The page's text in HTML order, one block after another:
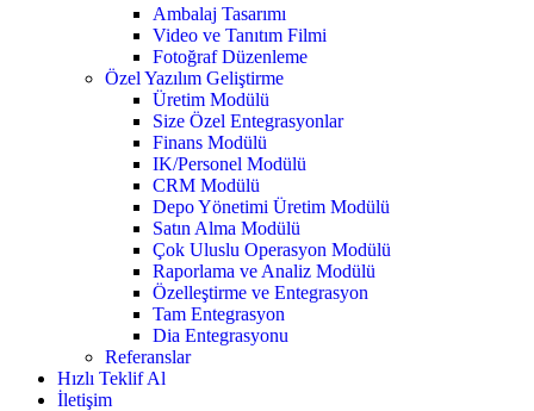
Ambalaj Tasarımı
Video ve Tanıtım Filmi
Fotoğraf Düzenleme
Özel Yazılım Geliştirme
Üretim Modülü
Size Özel Entegrasyonlar
Finans Modülü
IK/Personel Modülü
CRM Modülü
Depo Yönetimi Üretim Modülü
Satın Alma Modülü
Çok Uluslu Operasyon Modülü
Raporlama ve Analiz Modülü
Özelleştirme ve Entegrasyon
Tam Entegrasyon
Dia Entegrasyonu
Referanslar
Hızlı Teklif Al
İletişim